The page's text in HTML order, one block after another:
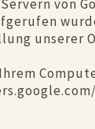
von
unserer